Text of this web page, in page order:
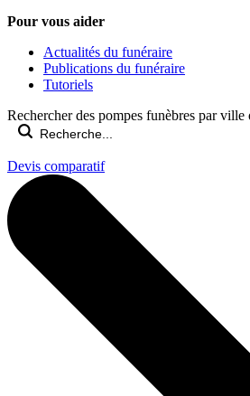
Pour vous aider
Actualités du funéraire
Publications du funéraire
Tutoriels
Rechercher des pompes funèbres par ville
Devis comparatif